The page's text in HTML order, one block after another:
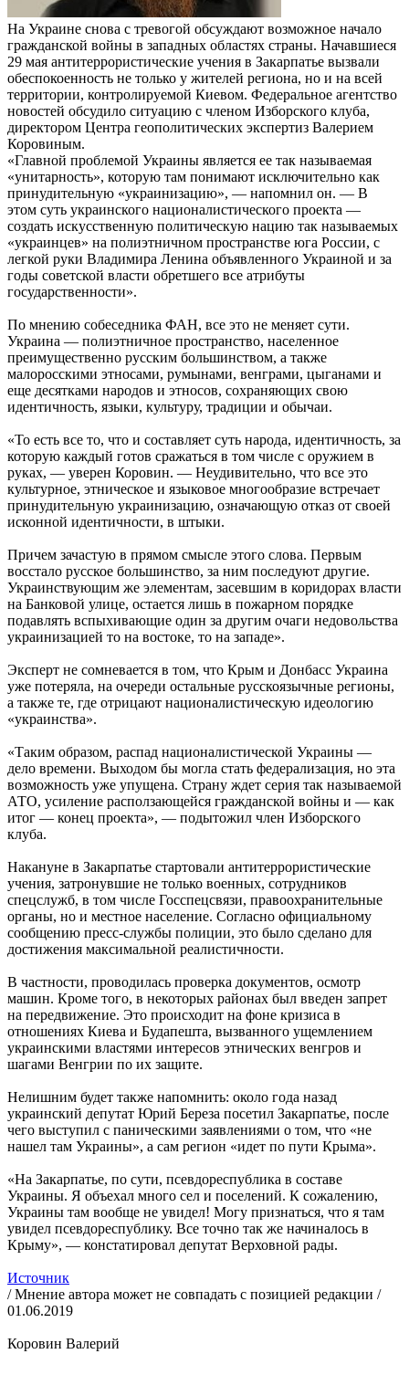
На Украине снова с тревогой обсуждают возможное начало
гражданской войны в западных областях страны. Начавшиеся
29 мая антитеррористические учения в Закарпатье вызвали
обеспокоенность не только у жителей региона, но и на всей
территории, контролируемой Киевом. Федеральное агентство
новостей обсудило ситуацию с членом Изборского клуба,
директором Центра геополитических экспертиз Валерием
Коровиным.
«Главной проблемой Украины является ее так называемая
«унитарность», которую там понимают исключительно как
принудительную «украинизацию», — напомнил он. — В
этом суть украинского националистического проекта —
создать искусственную политическую нацию так называемых
«украинцев» на полиэтничном пространстве юга России, с
легкой руки Владимира Ленина объявленного Украиной и за
годы советской власти обретшего все атрибуты
государственности».
По мнению собеседника ФАН, все это не меняет сути.
Украина — полиэтничное пространство, населенное
преимущественно русским большинством, а также
малоросскими этносами, румынами, венграми, цыганами и
еще десятками народов и этносов, сохраняющих свою
идентичность, языки, культуру, традиции и обычаи.
«То есть все то, что и составляет суть народа, идентичность, за
которую каждый готов сражаться в том числе с оружием в
руках, — уверен Коровин. — Неудивительно, что все это
культурное, этническое и языковое многообразие встречает
принудительную украинизацию, означающую отказ от своей
исконной идентичности, в штыки.
Причем зачастую в прямом смысле этого слова. Первым
восстало русское большинство, за ним последуют другие.
Украинствующим же элементам, засевшим в коридорах власти
на Банковой улице, остается лишь в пожарном порядке
подавлять вспыхивающие один за другим очаги недовольства
украинизацией то на востоке, то на западе».
Эксперт не сомневается в том, что Крым и Донбасс Украина
уже потеряла, на очереди остальные русскоязычные регионы,
а также те, где отрицают националистическую идеологию
«украинства».
«Таким образом, распад националистической Украины —
дело времени. Выходом бы могла стать федерализация, но эта
возможность уже упущена. Страну ждет серия так называемой
АТО, усиление расползающейся гражданской войны и — как
итог — конец проекта», — подытожил член Изборского
клуба.
Накануне в Закарпатье стартовали антитеррористические
учения, затронувшие не только военных, сотрудников
спецслужб, в том числе Госспецсвязи, правоохранительные
органы, но и местное население. Согласно официальному
сообщению пресс-службы полиции, это было сделано для
достижения максимальной реалистичности.
В частности, проводилась проверка документов, осмотр
машин. Кроме того, в некоторых районах был введен запрет
на передвижение. Это происходит на фоне кризиса в
отношениях Киева и Будапешта, вызванного ущемлением
украинскими властями интересов этнических венгров и
шагами Венгрии по их защите.
Нелишним будет также напомнить: около года назад
украинский депутат Юрий Береза посетил Закарпатье, после
чего выступил с паническими заявлениями о том, что «не
нашел там Украины», а сам регион «идет по пути Крыма».
«На Закарпатье, по сути, псевдореспублика в составе
Украины. Я объехал много сел и поселений. К сожалению,
Украины там вообще не увидел! Могу признаться, что я там
увидел псевдореспублику. Все точно так же начиналось в
Крыму», — констатировал депутат Верховной рады.
Источник
/ Мнение автора может не совпадать с позицией редакции /
01.06.2019
Коровин Валерий